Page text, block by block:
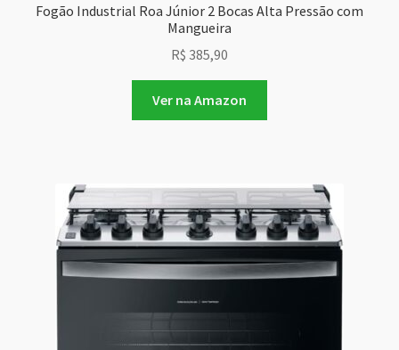
Fogão Industrial Roa Júnior 2 Bocas Alta Pressão com
Mangueira
R$ 385,90
Ver na Amazon